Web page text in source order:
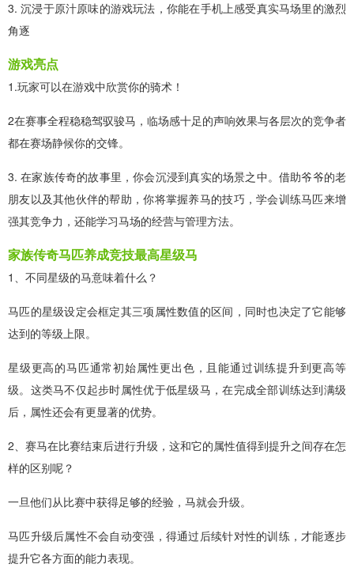
3. 沉浸于原汁原味的游戏玩法，你能在手机上感受真实马场里的激烈
角逐
游戏亮点
1.玩家可以在游戏中欣赏你的骑术！
2在赛事全程稳稳驾驭骏马，临场感十足的声响效果与各层次的竞争者
都在赛场静候你的交锋。
3. 在家族传奇的故事里，你会沉浸到真实的场景之中。借助爷爷的老
朋友以及其他伙伴的帮助，你将掌握养马的技巧，学会训练马匹来增
强其竞争力，还能学习马场的经营与管理方法。
家族传奇马匹养成竞技最高星级马
1、不同星级的马意味着什么？
马匹的星级设定会框定其三项属性数值的区间，同时也决定了它能够
达到的等级上限。
星级更高的马匹通常初始属性更出色，且能通过训练提升到更高等
级。这类马不仅起步时属性优于低星级马，在完成全部训练达到满级
后，属性还会有更显著的优势。
2、赛马在比赛结束后进行升级，这和它的属性值得到提升之间存在怎
样的区别呢？
一旦他们从比赛中获得足够的经验，马就会升级。
马匹升级后属性不会自动变强，得通过后续针对性的训练，才能逐步
提升它各方面的能力表现。